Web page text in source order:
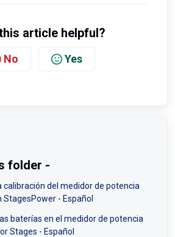
article helpful?
No Yes
folder -
calibración del medidor de potencia
StagesPower - Español
baterías en el medidor de potencia
Stages - Español